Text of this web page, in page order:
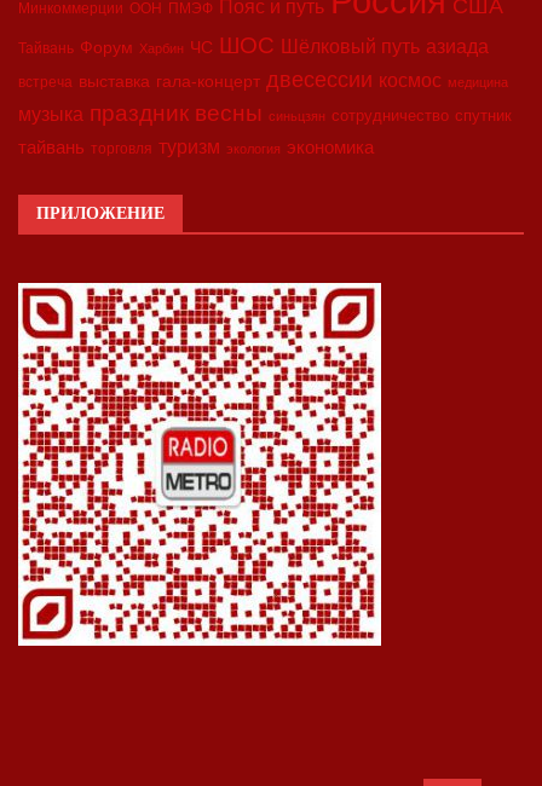
Минкоммерции ООН ПМЭФ Пояс и путь США
Тайвань Форум Харбин ЧС ШОС Шёлковый путь азиада
встреча выставка гала-концерт двесессии космос медицина
музыка праздник весны синьцзян сотрудничество спутник
тайвань торговля туризм экология экономика
ПРИЛОЖЕНИЕ